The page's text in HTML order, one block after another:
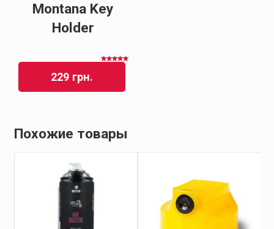
Montana Key
Holder
229 грн.
Похожие товары